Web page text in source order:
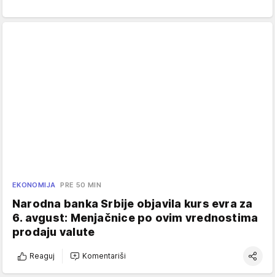
EKONOMIJA PRE 50 MIN
Narodna banka Srbije objavila kurs evra za
6. avgust: Menjačnice po ovim vrednostima
prodaju valute
Reaguj Komentariši